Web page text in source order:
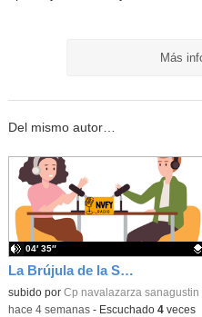
Más
Del mismo autor…
La Brújula de la Sabiuría
Contenido educativo.
subido por Cp navalazarza sanagustin
04′ 35″
-hace 4 semanas- Escuchado 4veces